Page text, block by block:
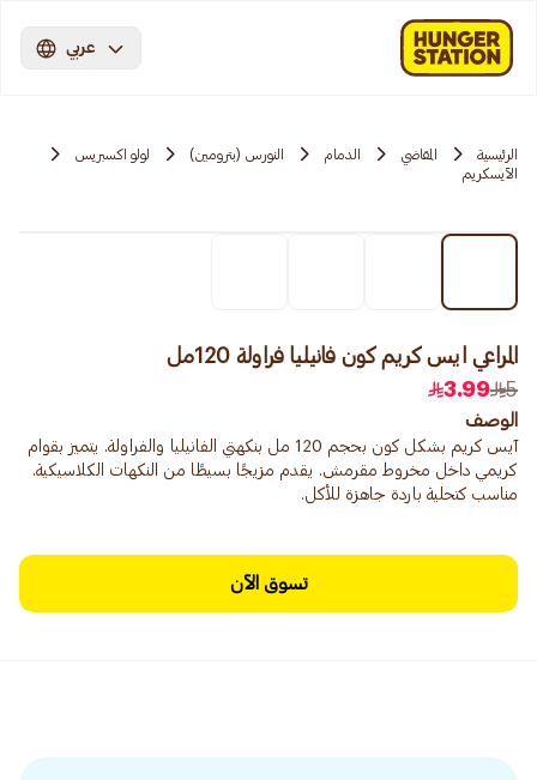
عربي
الرئيسية المقاضي الدمام النورس (بترومين)
لولو اكسبريس
الآيسكريم
المراعي ايس كريم كون فانيليا فراولة 120مل
5
3.99
الوصف
آيس كريم بشكل كون بحجم 120 مل بنكهتي الفانيليا والفراولة. يتميز بقوام
كريمي داخل مخروط مقرمش. يقدم مزيجًا بسيطًا من النكهات الكلاسيكية.
مناسب كتحلية باردة جاهزة للأكل.
تسوق الآن